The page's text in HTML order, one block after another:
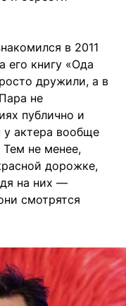
в 2011
его книгу «Ода
дружили, а в
не
публично и
у актера вообще
Тем не менее,
дорожке,
на них —
смотрятся